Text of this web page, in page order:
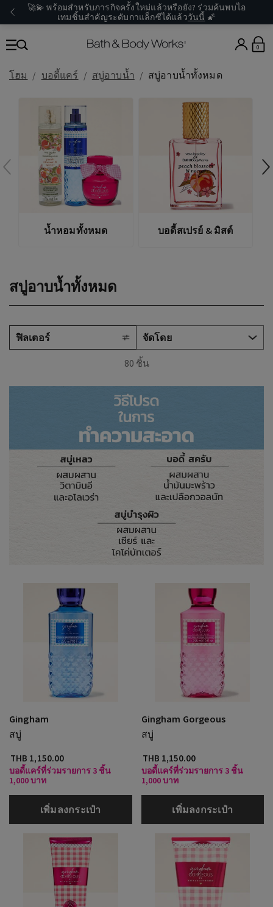
🚀💫 พร้อมสำหรับภารกิจครั้งใหม่แล้วหรือยัง? ร่วมค้นพบไอ
เทมชิ้นสำคัญระดับกาแล็กซีได้แล้ววันนี้ 🌠
0
โฮม บอดี้แคร์ สบู่อาบน้ำ สบู่อาบน้ำทั้งหมด
น้ำหอมทั้งหมด บอดี้สเปรย์ & มิสต์
สบู่อาบน้ำทั้งหมด
ฟิลเตอร์
80 ชิ้น
Gingham
สบู่
THB 1,150.00
บอดี้แคร์ที่ร่วมรายการ 3 ชิ้น
1,000 บาท
เพิ่มลงกระเป๋า
Gingham Gorgeous
สบู่
THB 1,150.00
บอดี้แคร์ที่ร่วมรายการ 3 ชิ้น
1,000 บาท
เพิ่มลงกระเป๋า